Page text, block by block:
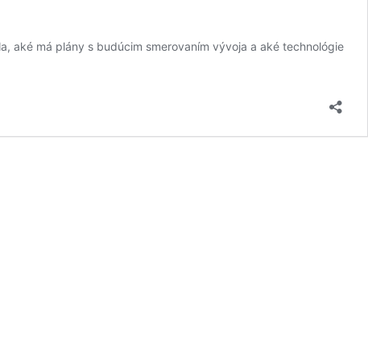
aké má plány s budúcim smerovaním vývoja a aké technológie